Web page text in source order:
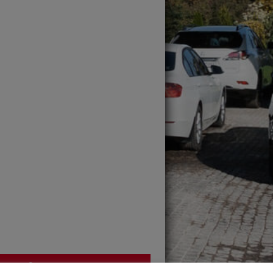
Contact :